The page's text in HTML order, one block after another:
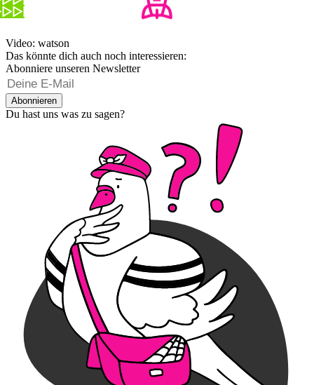
Video: watson
Das könnte dich auch noch interessieren:
Abonniere unseren Newsletter
Abonnieren
Du hast uns was zu sagen?